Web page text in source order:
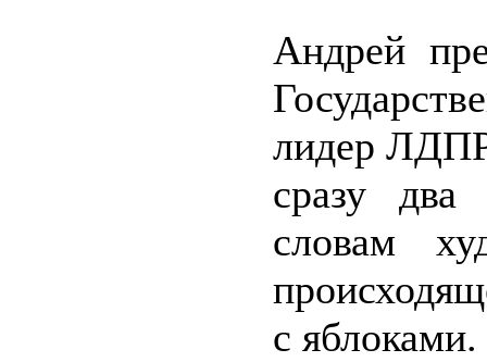
Андрей
лидер
сразу
словам
с яблоками.